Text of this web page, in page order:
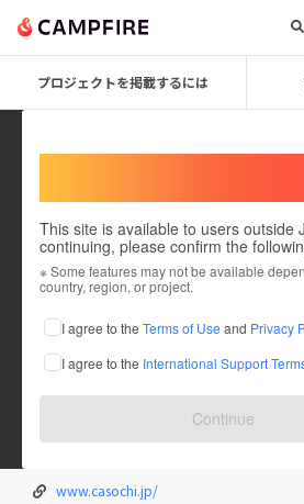
プロジェクトを掲載するには
This site is available to users outside
continuing, please confirm the
※ Some features may not be available
country, region, or project.
I agree to the Terms of Use and Privacy
I agree to the International Support
Continue
Minami Ogi
これまでに30回支援して1件のプロジェク
在住国：日本 現在地：北海道
出身国：日本 出身地：北海道
生まれ育った北海道の僻地の１地域にユー
まえのゴウドウガイシャをつくって姉妹で活
www.casochi.jp/